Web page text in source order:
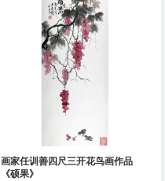
画家任训善四尺三开花鸟画作品
《硕果》